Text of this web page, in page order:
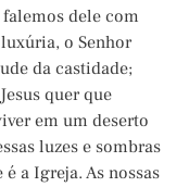
dele com
o Senhor
da castidade;
quer que
em um deserto
luzes e sombras
a Igreja. As nossas